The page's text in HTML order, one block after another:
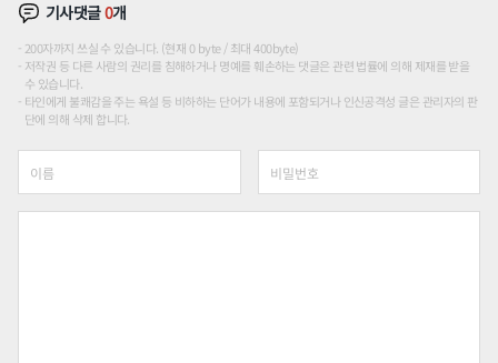
기사댓글0개
200자까지 쓰실 수 있습니다. (현재 0 byte / 최대 400byte)
저작권 등 다른 사람의 권리를 침해하거나 명예를 훼손하는 댓글은 관련 법률에 의해 제재를 받을
수 있습니다.
타인에게 불쾌감을 주는 욕설 등 비하하는 단어가 내용에 포함되거나 인신공격성 글은 관리자의 판
단에 의해 삭제 합니다.